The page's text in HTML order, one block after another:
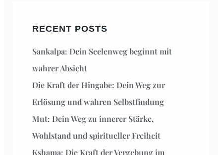
RECENT POSTS
Sankalpa: Dein Seelenweg beginnt mit
wahrer Absicht
Die Kraft der Hingabe: Dein Weg zur
Erlösung und wahren Selbstfindung
Mut: Dein Weg zu innerer Stärke,
Wohlstand und spiritueller Freiheit
Kshama: Die Kraft der Vergebung im